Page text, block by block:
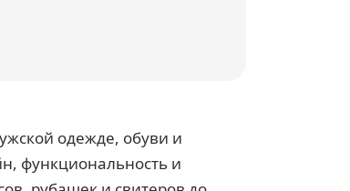
одежде, обуви и
функциональность и